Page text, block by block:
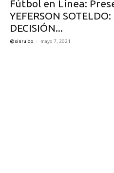
Fútbol en Línea:
YEFERSON
DECISIÓN...
@sinruido - mayo 7, 2021